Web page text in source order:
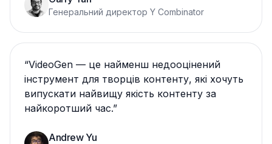
Генеральний директор Y Combinator
“VideoGen — це найменш недооцінений
інструмент для творців контенту, які хочуть
випускати найвищу якість контенту за
найкоротший час.”
Andrew Yu